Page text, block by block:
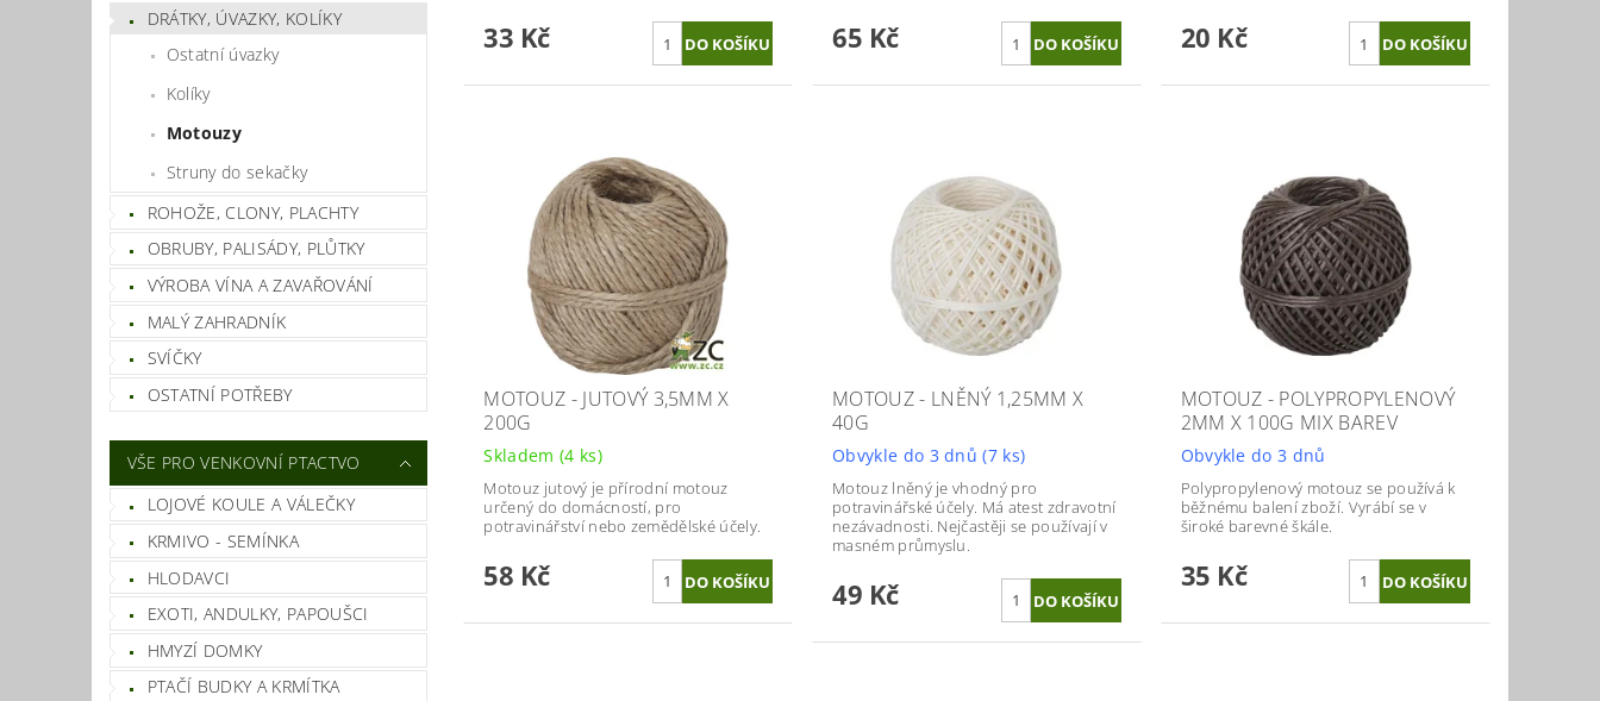
DRÁTKY, ÚVAZKY, KOLÍKY
Ostatní úvazky
Kolíky
Motouzy
Struny do sekačky
ROHOŽE, CLONY, PLACHTY
OBRUBY, PALISÁDY, PLŮTKY
VÝROBA VÍNA A ZAVAŘOVÁNÍ
MALÝ ZAHRADNÍK
SVÍČKY
OSTATNÍ POTŘEBY
VŠE PRO VENKOVNÍ PTACTVO
LOJOVÉ KOULE A VÁLEČKY
KRMIVO - SEMÍNKA
HLODAVCI
EXOTI, ANDULKY, PAPOUŠCI
HMYZÍ DOMKY
PTAČÍ BUDKY A KRMÍTKA
33 Kč 65 Kč 20 Kč
MOTOUZ - JUTOVÝ 3,5MM X
200G
Skladem (4 ks)
Motouz jutový je přírodní motouz
určený do domácností, pro
potravinářství nebo zemědělské účely.
58 Kč
MOTOUZ - LNĚNÝ 1,25MM X
40G
Obvykle do 3 dnů(7 ks)
Motouz lněný je vhodný pro
potravinářské účely. Má atest zdravotní
nezávadnosti. Nejčastěji se používají v
masném průmyslu.
49 Kč
MOTOUZ - POLYPROPYLENOVÝ
2MM X 100G MIX BAREV
Obvykle do 3 dnů
Polypropylenový motouz se používá k
běžnému balení zboží. Vyrábí se v
široké barevné škále.
35 Kč